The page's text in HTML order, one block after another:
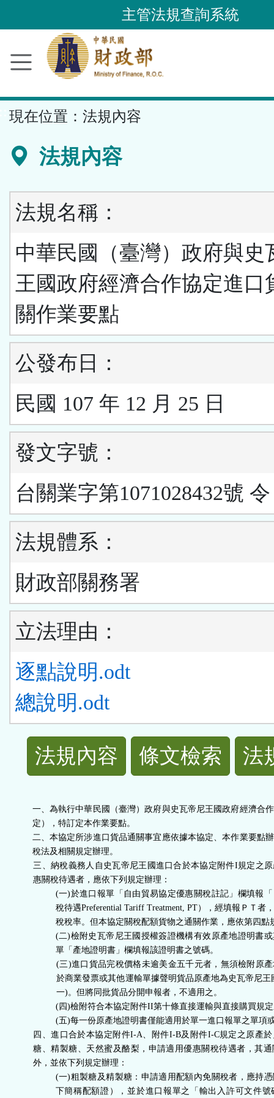
到
要
容
區
主管法規查詢系統
現在位置： 法規內容
法規內容
法規名稱：
中華民國（臺灣）政府與史
王國政府經濟合作協定進口
關作業要點
公發布日：
民國 107 年 12 月 25 日
發文字號：
台關業字第1071028432號 令
法規體系：
財政部關務署
立法理由：
逐點說明.odt
總說明.odt
規
法規內容 條文檢索 法
一、為執行中華民國（臺灣）政府與史瓦帝尼王國政府經濟合
定），特訂定本作業要點。
二、本協定所涉進口貨品通關事宜應依據本協定、本作業要點
稅法及相關規定辦理。
三、納稅義務人自史瓦帝尼王國進口合於本協定附件I規定之
惠關稅待遇者，應依下列規定辦理：
(一)於進口報單「自由貿易協定優惠關稅註記」欄填報
稅待遇Preferential Tariff Treatment, PT），經填報ＰＴ者
稅稅率。但本協定關稅配額貨物之通關作業，應依第四點
(二)檢附史瓦帝尼王國授權簽證機構有效原產地證明書
單「產地證明書」欄填報該證明書之號碼。
(三)進口貨品完稅價格未逾美金五千元者，無須檢附原
於商業發票或其他運輸單據聲明貨品原產地為史瓦帝尼
一)。但將同批貨品分開申報者，不適用之。
(四)檢附符合本協定附件II第十條直接運輸與直接購買規
(五)每一份原產地證明書僅能適用於單一進口報單之單項
四、進口合於本協定附件I-A、附件I-B及附件I-C規定之原產
糖、精製糖、天然蜜及酪梨，申請適用優惠關稅待遇者，其
外，並依下列規定辦理：
(一)粗製糖及精製糖：申請適用配額內免關稅者，應持
下簡稱配額證），並於進口報單之「輸出入許可文件